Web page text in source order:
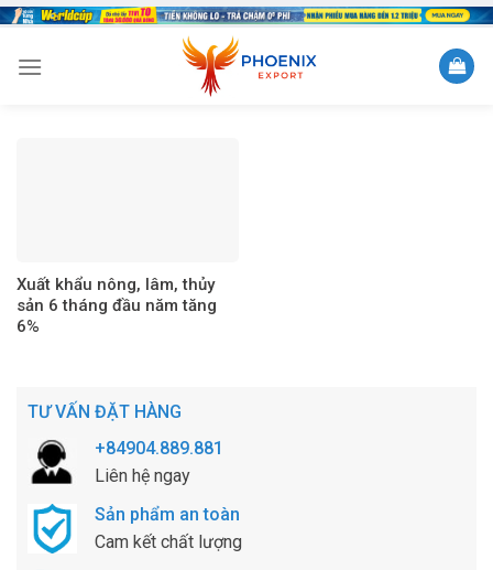
TƯ VẤN ĐẶT HÀNG
+84904.889.881
Liên hệ ngay
Sản phẩm an toàn
Cam kết chất lượng
Xuất khẩu nông, lâm, thủy
sản 6 tháng đầu năm tăng
6%